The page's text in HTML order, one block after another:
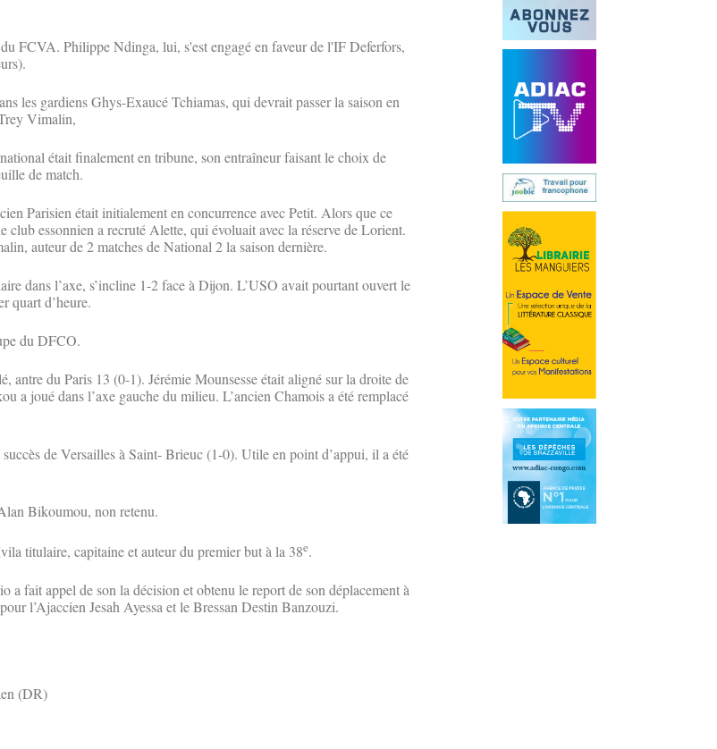
FCVA. Philippe Ndinga, lui, s'est engagé en faveur de l'IF Deferfors,
les gardiens Ghys-Exaucé Tchiamas, qui devrait passer la saison en
Vimalin,
était finalement en tribune, son entraîneur faisant le choix de
de match.
Parisien était initialement en concurrence avec Petit. Alors que ce
club essonnien a recruté Alette, qui évoluait avec la réserve de Lorient.
auteur de 2 matches de National 2 la saison dernière.
dans l’axe, s’incline 1-2 face à Dijon. L’USO avait pourtant ouvert le
quart d’heure.
du DFCO.
antre du Paris 13 (0-1). Jérémie Mounsesse était aligné sur la droite de
a joué dans l’axe gauche du milieu. L’ancien Chamois a été remplacé
de Versailles à Saint- Brieuc (1-0). Utile en point d’appui, il a été
Bikoumou, non retenu.
titulaire, capitaine et auteur du premier but à la 38e.
a fait appel de son la décision et obtenu le report de son déplacement à
l’Ajaccien Jesah Ayessa et le Bressan Destin Banzouzi.
(DR)